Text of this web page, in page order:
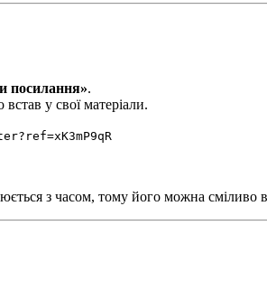
посилання».
у свої матеріали.
з часом, тому його можна сміливо